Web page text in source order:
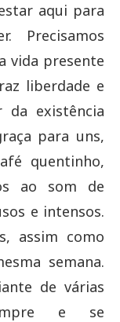
aqui para
Precisamos
vida presente
liberdade e
da existência
para uns,
quentinho,
ao som de
e intensos.
assim como
semana.
de várias
e se